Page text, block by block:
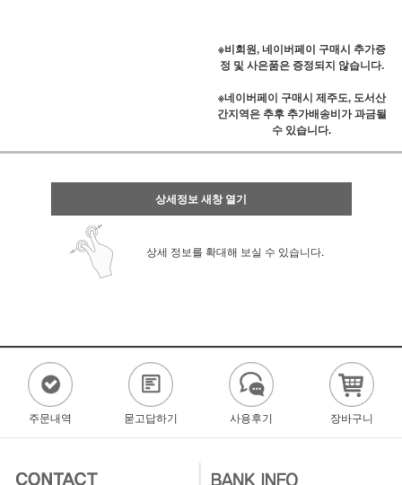
※비회원, 네이버페이 구매시 추가증
정 및 사은품은 증정되지 않습니다.
※네이버페이 구매시 제주도, 도서산
간지역은 추후 추가배송비가 과금될
수 있습니다.
상세정보 새창 열기
상세 정보를 확대해 보실 수 있습니다.
주문내역 묻고답하기 사용후기 장바구니